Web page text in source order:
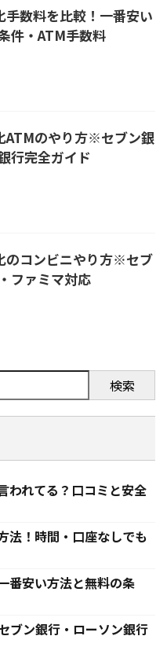
数料を比較！一番安い
件・ATM手数料
ATMのやり方※セブン銀
行完全ガイド
のコンビニやり方※セブ
ファミマ対応
検索
われてる？口コミと安全
法！時間・口座なしでも
番安い方法と無料の条
ブン銀行・ローソン銀行